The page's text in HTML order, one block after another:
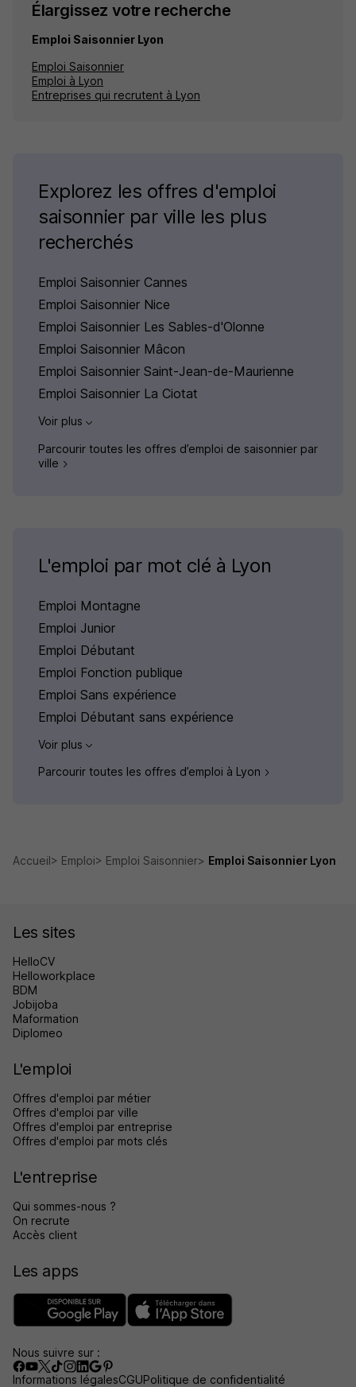
Élargissez votre recherche
Emploi Saisonnier Lyon
Emploi Saisonnier
Emploi à Lyon
Entreprises qui recrutent à Lyon
Explorez les offres d'emploi
saisonnier par ville les plus
recherchés
Emploi Saisonnier Cannes
Emploi Saisonnier Nice
Emploi Saisonnier Les Sables-d'Olonne
Emploi Saisonnier Mâcon
Emploi Saisonnier Saint-Jean-de-Maurienne
Emploi Saisonnier La Ciotat
Voir plus
Parcourir toutes les offres d’emploi de saisonnier par
ville
L'emploi par mot clé à Lyon
Emploi Montagne
Emploi Junior
Emploi Débutant
Emploi Fonction publique
Emploi Sans expérience
Emploi Débutant sans expérience
Voir plus
Parcourir toutes les offres d’emploi à Lyon
Accueil Emploi Emploi Saisonnier Emploi Saisonnier Lyon
Les sites
HelloCV
Helloworkplace
BDM
Jobijoba
Maformation
Diplomeo
L'emploi
Offres d'emploi par métier
Offres d'emploi par ville
Offres d'emploi par entreprise
Offres d'emploi par mots clés
L'entreprise
Qui sommes-nous ?
On recrute
Accès client
Les apps
Nous suivre sur :
Informations légalesCGUPolitique de confidentialité